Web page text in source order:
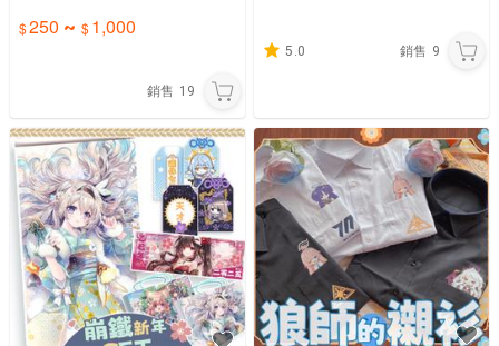
250 ~ 1,000
銷售 19
5.0 銷售 9